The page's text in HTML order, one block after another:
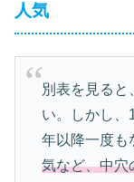
人気
別表を見る
い。しかし、
年以降一度も
気など、中穴